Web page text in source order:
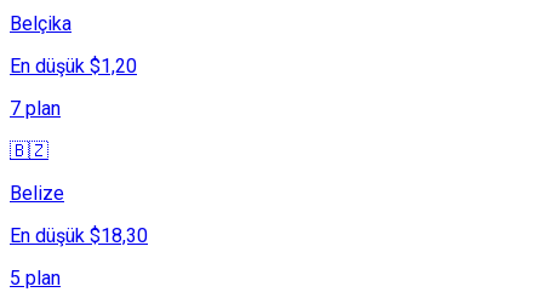
Belçika
En düşük $1,20
7 plan
🇧🇿
Belize
En düşük $18,30
5 plan